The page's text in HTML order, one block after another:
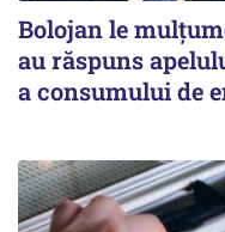
Bolojan le
au răspuns
a consumului de